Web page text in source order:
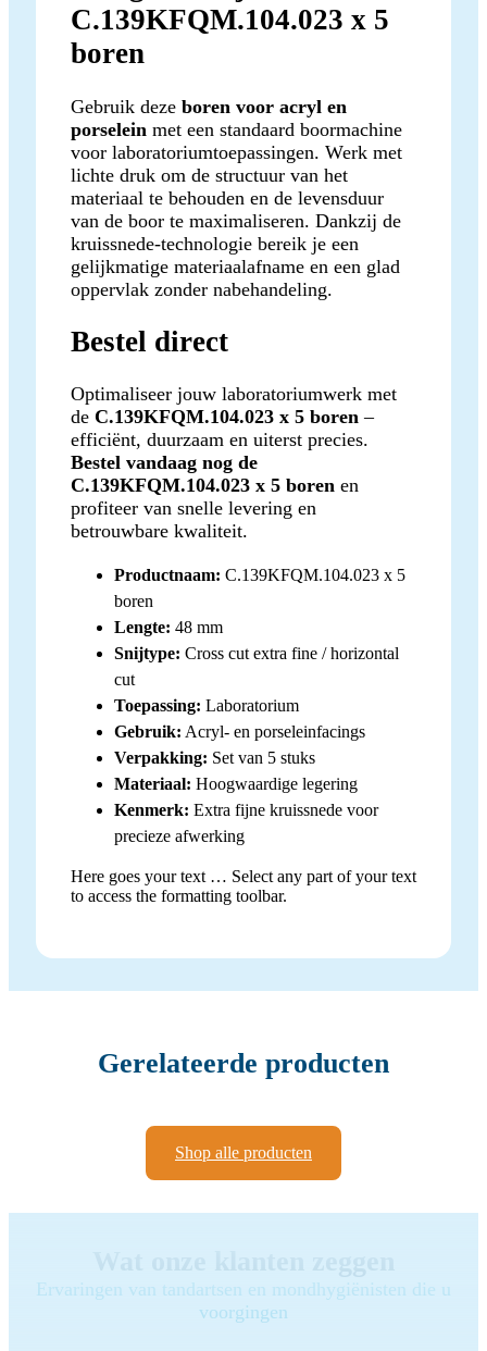
C.139KFQM.104.023 x 5
boren
Gebruik deze boren voor acryl en
porselein met een standaard boormachine
voor laboratoriumtoepassingen. Werk met
lichte druk om de structuur van het
materiaal te behouden en de levensduur
van de boor te maximaliseren. Dankzij de
kruissnede-technologie bereik je een
gelijkmatige materiaalafname en een glad
oppervlak zonder nabehandeling.
Bestel direct
Optimaliseer jouw laboratoriumwerk met
de C.139KFQM.104.023 x 5 boren –
efficiënt, duurzaam en uiterst precies.
Bestel vandaag nog de
C.139KFQM.104.023 x 5 boren en
profiteer van snelle levering en
betrouwbare kwaliteit.
Productnaam: C.139KFQM.104.023 x 5
boren
Lengte: 48 mm
Snijtype: Cross cut extra fine / horizontal
cut
Toepassing: Laboratorium
Gebruik: Acryl- en porseleinfacings
Verpakking: Set van 5 stuks
Materiaal: Hoogwaardige legering
Kenmerk: Extra fijne kruissnede voor
precieze afwerking
Here goes your text … Select any part of your text
to access the formatting toolbar.
Gerelateerde producten
Shop alle producten
Ervaringen van tandartsen en mondhygiënisten die u
voorgingen